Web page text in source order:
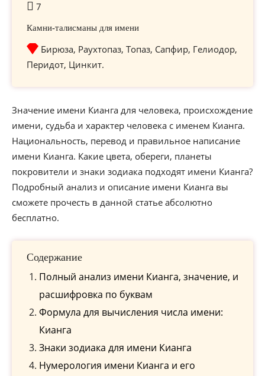
7
Камни-талисманы для имени
Бирюза, Раухтопаз, Топаз, Сапфир, Гелиодор,
Перидот, Цинкит.
Значение имени Кианга для человека, происхождение
имени, судьба и характер человека с именем Кианга.
Национальность, перевод и правильное написание
имени Кианга. Какие цвета, обереги, планеты
покровители и знаки зодиака подходят имени Кианга?
Подробный анализ и описание имени Кианга вы
сможете прочесть в данной статье абсолютно
бесплатно.
Содержание
Полный анализ имени Кианга, значение, и
расшифровка по буквам
Формула для вычисления числа имени:
Кианга
Знаки зодиака для имени Кианга
Нумерология имени Кианга и его